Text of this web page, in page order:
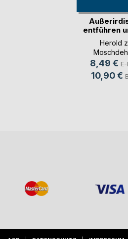
entführen
Kinder
Herold
8,49 €
10,90 €